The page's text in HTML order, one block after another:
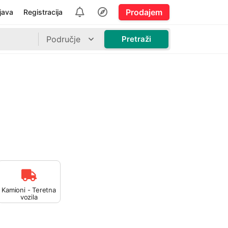
Prodajem
Registracija
Područje Pretraži
Kamioni - Teretna
vozila